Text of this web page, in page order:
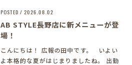
POSTED / 2026.08.02
AB STYLE長野店に新メニューが登
場！
こんにちは！ 広報の田中です。 いよい
よ本格的な夏がはじまりましたね。 出勤